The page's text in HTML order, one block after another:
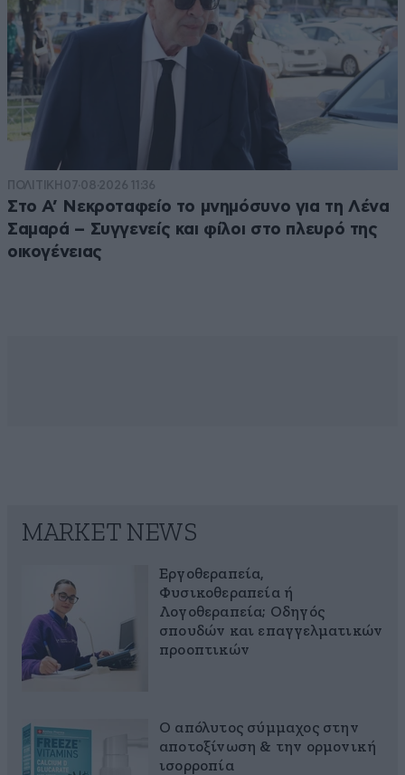
ΠΟΛΙΤΙΚΗ 07·08·2026 11:36
Στο Α’ Νεκροταφείο το μνημόσυνο για τη Λένα
Σαμαρά – Συγγενείς και φίλοι στο πλευρό της
οικογένειας
MARKET NEWS
Εργοθεραπεία,
Φυσικοθεραπεία ή
Λογοθεραπεία; Οδηγός
σπουδών και επαγγελματικών
προοπτικών
Ο απόλυτος σύμμαχος στην
αποτοξίνωση & την ορμονική
ισορροπία